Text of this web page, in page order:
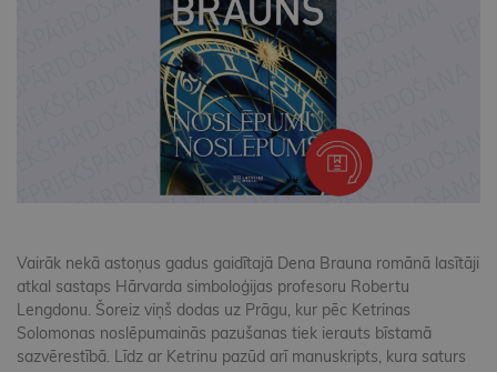
Vairāk nekā astoņus gadus gaidītajā Dena Brauna romānā lasītāji
atkal sastaps Hārvarda simboloģijas profesoru Robertu
Lengdonu. Šoreiz viņš dodas uz Prāgu, kur pēc Ketrinas
Solomonas noslēpumainās pazušanas tiek ierauts bīstamā
sazvērestībā. Līdz ar Ketrinu pazūd arī manuskripts, kura saturs